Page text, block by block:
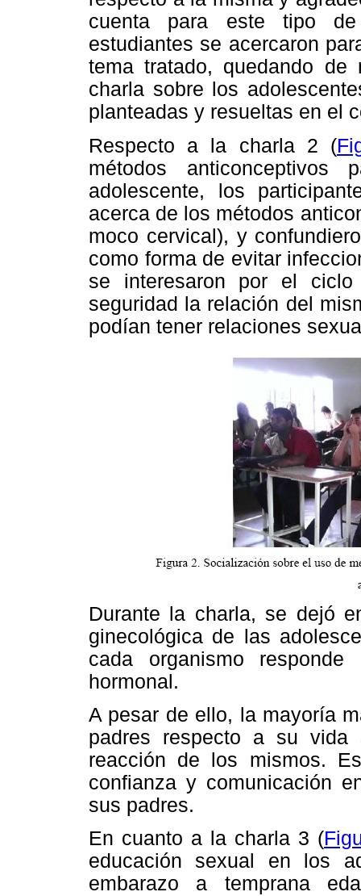
cuenta para este tipo de
estudiantes se acercaron
tema tratado, quedando
charla sobre los
planteadas y resueltas en el
Respecto a la charla 2 (
métodos anticonceptivos
adolescente, los
acerca de los métodos
moco cervical), y
como forma de evitar
se interesaron por el
seguridad la relación del
podían tener relaciones
Durante la charla, se dejó
ginecológica de las
cada organismo
hormonal.
A pesar de ello, la mayoría
padres respecto a su
reacción de los mismos.
confianza y comunicación
sus padres.
En cuanto a la charla 3 (
educación sexual en los
embarazo a temprana